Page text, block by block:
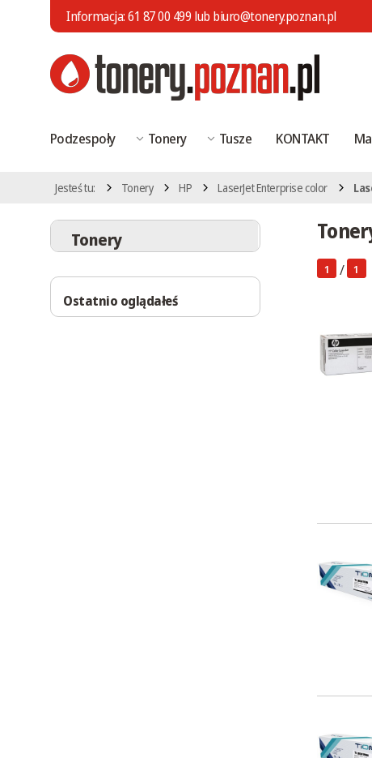
Informacja:61 87 00 499 lub biuro@tonery.poznan.pl
Podzespoły Tonery Tusze KONTAKT
Jesteś tu: Tonery HP LaserJet Enterprise color
1 / 1
Tonery
Ostatnio oglądałeś